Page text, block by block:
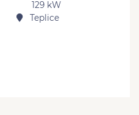
129 kW
Teplice